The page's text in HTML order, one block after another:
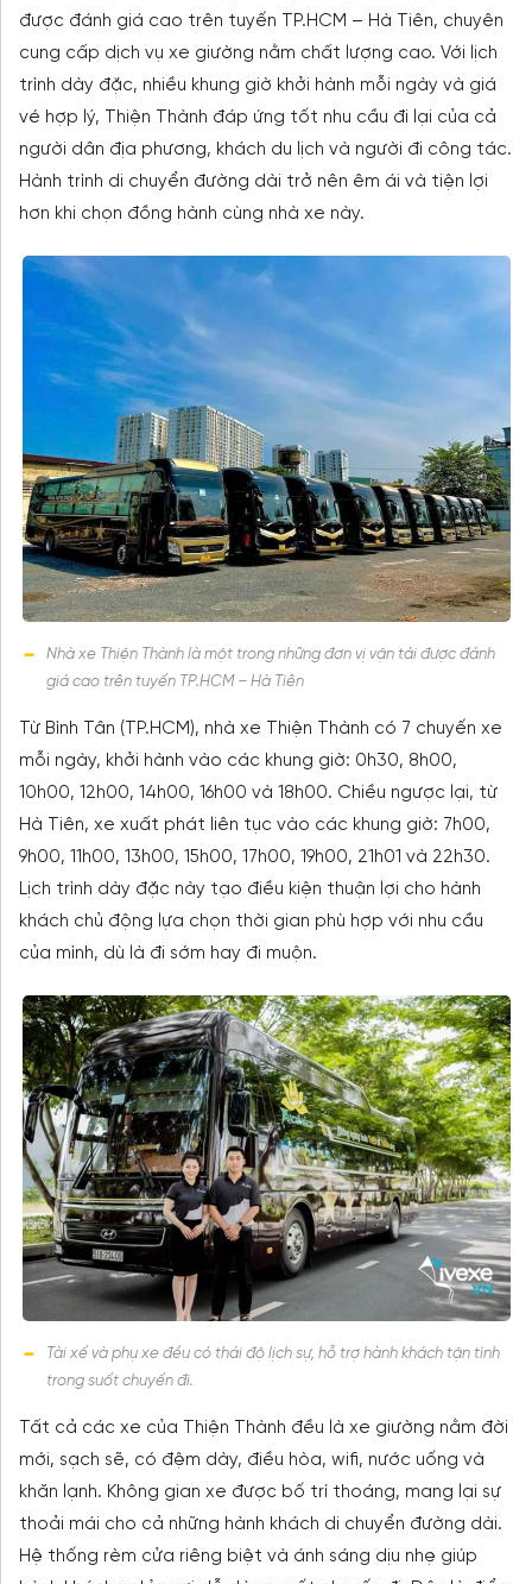
được đánh giá cao trên tuyến TP.HCM – Hà Tiên, chuyên
cung cấp dịch vụ xe giường nằm chất lượng cao. Với lịch
trình dày đặc, nhiều khung giờ khởi hành mỗi ngày và giá
vé hợp lý, Thiện Thành đáp ứng tốt nhu cầu đi lại của cả
người dân địa phương, khách du lịch và người đi công tác.
Hành trình di chuyển đường dài trở nên êm ái và tiện lợi
hơn khi chọn đồng hành cùng nhà xe này.
Nhà xe Thiện Thành là một trong những đơn vị vận tải được đánh
giá cao trên tuyến TP.HCM – Hà Tiên
Từ Bình Tân (TP.HCM), nhà xe Thiện Thành có 7 chuyến xe
mỗi ngày, khởi hành vào các khung giờ: 0h30, 8h00,
10h00, 12h00, 14h00, 16h00 và 18h00. Chiều ngược lại, từ
Hà Tiên, xe xuất phát liên tục vào các khung giờ: 7h00,
9h00, 11h00, 13h00, 15h00, 17h00, 19h00, 21h01 và 22h30.
Lịch trình dày đặc này tạo điều kiện thuận lợi cho hành
khách chủ động lựa chọn thời gian phù hợp với nhu cầu
của mình, dù là đi sớm hay đi muộn.
Tài xế và phụ xe đều có thái độ lịch sự, hỗ trợ hành khách tận tình
trong suốt chuyến đi.
Tất cả các xe của Thiện Thành đều là xe giường nằm đời
mới, sạch sẽ, có đệm dày, điều hòa, wifi, nước uống và
khăn lạnh. Không gian xe được bố trí thoáng, mang lại sự
thoải mái cho cả những hành khách di chuyển đường dài.
Hệ thống rèm cửa riêng biệt và ánh sáng dịu nhẹ giúp